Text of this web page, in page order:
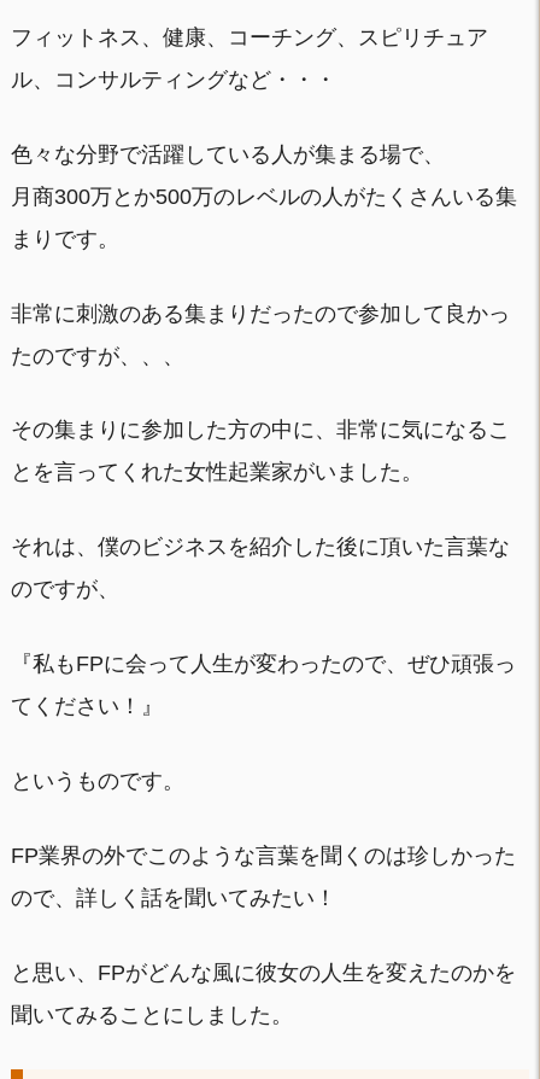
フィットネス、健康、コーチング、スピリチュア
ル、コンサルティングなど・・・
色々な分野で活躍している人が集まる場で、
月商300万とか500万のレベルの人がたくさんいる集
まりです。
非常に刺激のある集まりだったので参加して良かっ
たのですが、、、
その集まりに参加した方の中に、非常に気になるこ
とを言ってくれた女性起業家がいました。
それは、僕のビジネスを紹介した後に頂いた言葉な
のですが、
『私もFPに会って人生が変わったので、ぜひ頑張っ
てください！』
というものです。
FP業界の外でこのような言葉を聞くのは珍しかった
ので、詳しく話を聞いてみたい！
と思い、FPがどんな風に彼女の人生を変えたのかを
聞いてみることにしました。